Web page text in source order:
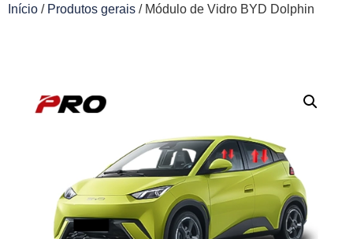
Início / Produtos gerais / Módulo de Vidro BYD Dolphin